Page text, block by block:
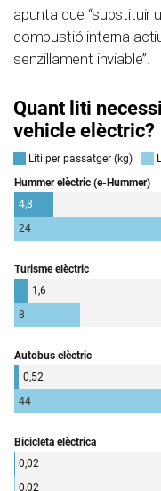
apunta que “substituir
combustió interna
senzillament inviable”.